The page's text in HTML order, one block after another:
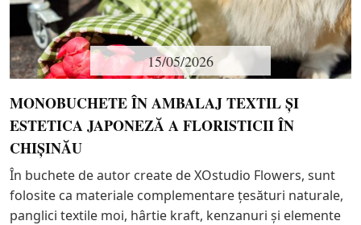
15/05/2026
MONOBUCHETE ÎN AMBALAJ TEXTIL ȘI
ESTETICA JAPONEZĂ A FLORISTICII ÎN
CHIȘINĂU
În buchete de autor create de XOstudio Flowers, sunt
folosite ca materiale complementare țesături naturale,
panglici textile moi, hârtie kraft, kenzanuri și elemente